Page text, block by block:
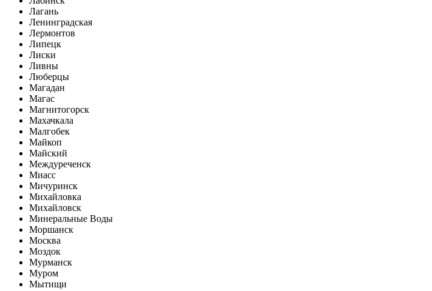
Лагань
Ленинградская
Лермонтов
Липецк
Лиски
Ливны
Люберцы
Магадан
Магас
Магнитогорск
Махачкала
Малгобек
Майкоп
Майский
Междуреченск
Миасс
Мичуринск
Михайловка
Михайловск
Минеральные Воды
Моршанск
Москва
Моздок
Мурманск
Муром
Мытищи